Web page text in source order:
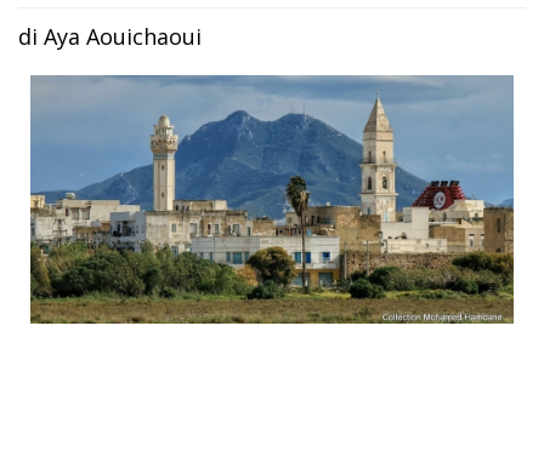
di Aya Aouichaoui